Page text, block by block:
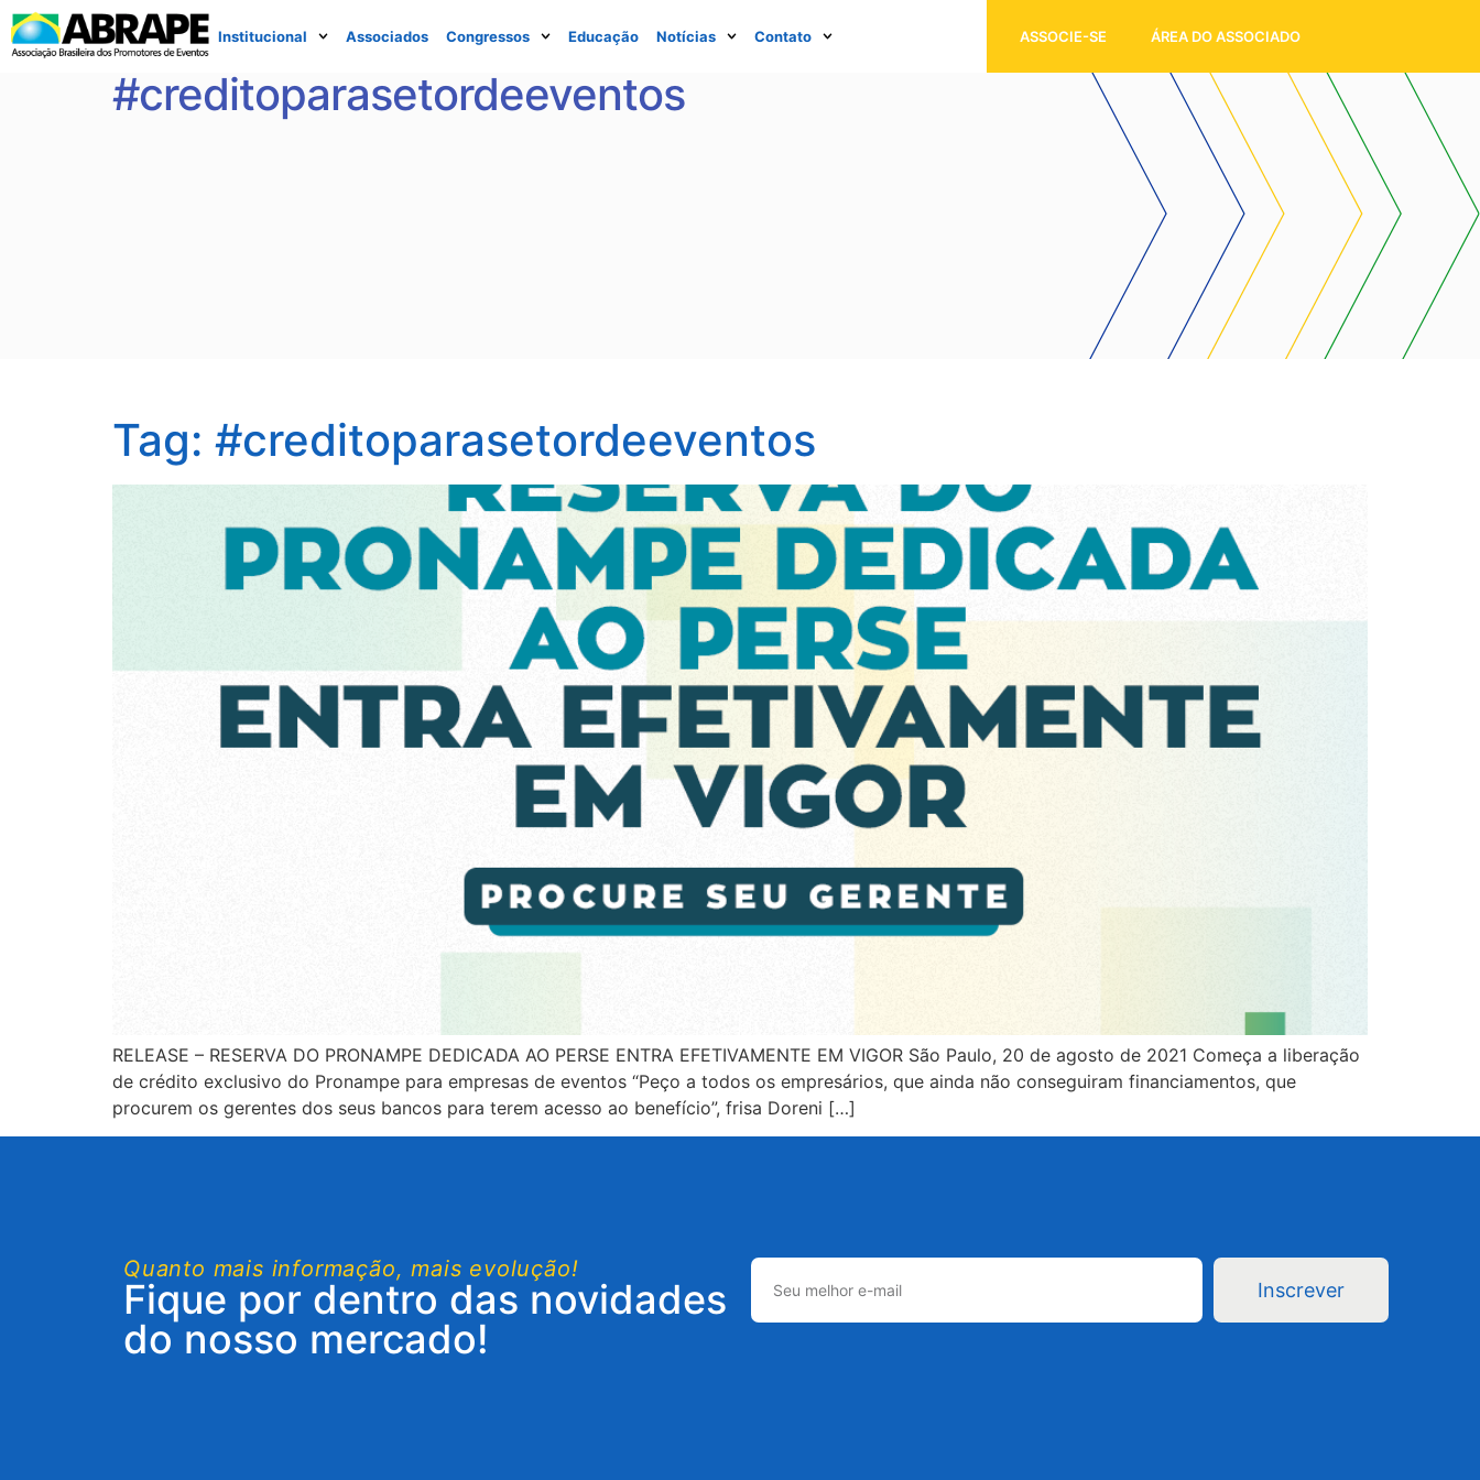
Institucional Associados Congressos Educação Notícias Contato ASSOCIE-SE ÁREA DO ASSOCIADO
#creditoparasetordeeventos
Tag: #creditoparasetordeeventos
RELEASE – RESERVA DO PRONAMPE DEDICADA AO PERSE ENTRA EFETIVAMENTE EM VIGOR São Paulo, 20 de agosto de 2021 Começa a liberação
de crédito exclusivo do Pronampe para empresas de eventos “Peço a todos os empresários, que ainda não conseguiram financiamentos, que
procurem os gerentes dos seus bancos para terem acesso ao benefício”, frisa Doreni […]
Quanto mais informação, mais evolução!
Fique por dentro das novidades
do nosso mercado!
Inscrever